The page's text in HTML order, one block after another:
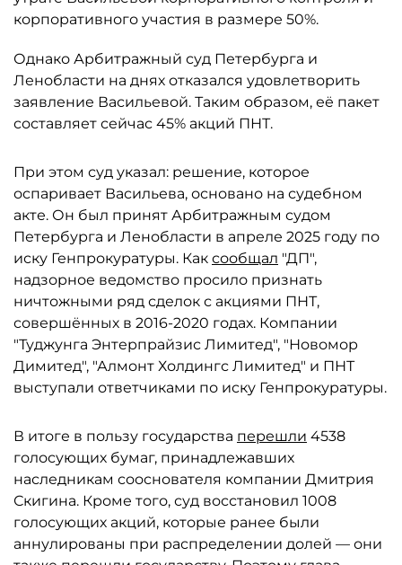
корпоративного участия в размере 50%.
Однако Арбитражный суд Петербурга и
Ленобласти на днях отказался удовлетворить
заявление Васильевой. Таким образом, её пакет
составляет сейчас 45% акций ПНТ.
При этом суд указал: решение, которое
оспаривает Васильева, основано на судебном
акте. Он был принят Арбитражным судом
Петербурга и Ленобласти в апреле 2025 году по
иску Генпрокуратуры. Как сообщал "ДП",
надзорное ведомство просило признать
ничтожными ряд сделок с акциями ПНТ,
совершённых в 2016-2020 годах. Компании
"Туджунга Энтерпрайзис Лимитед", "Новомор
Димитед", "Алмонт Холдингс Лимитед" и ПНТ
выступали ответчиками по иску Генпрокуратуры.
В итоге в пользу государства перешли 4538
голосующих бумаг, принадлежавших
наследникам сооснователя компании Дмитрия
Скигина. Кроме того, суд восстановил 1008
голосующих акций, которые ранее были
аннулированы при распределении долей — они